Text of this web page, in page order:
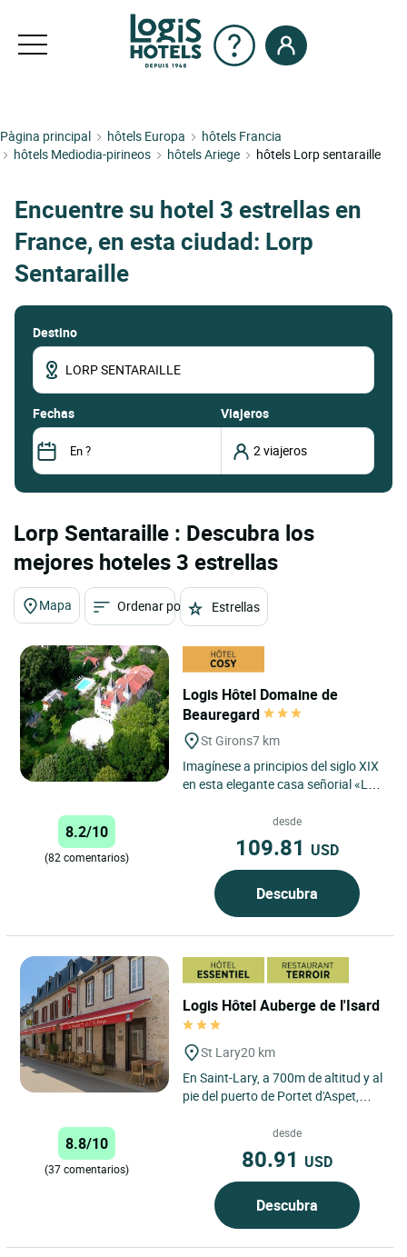
Pàgina principal hôtels Europa
hôtels Francia
hôtels Mediodia-pirineos
hôtels Ariege hôtels Lorp sentaraille
Encuentre su hotel 3 estrellas en
France, en esta ciudad: Lorp
Sentaraille
Destino
fechas Viajeros
Lorp Sentaraille : Descubra los
mejores hoteles 3 estrellas
Mapa Ordenar por Estrellas
Logis Hôtel Domaine de
Beauregard
St Girons7 km
Imagínese a principios del siglo XIX
en esta elegante casa señorial «Le
adéntrese en la piel...
8.2/10
(82 comentarios)
desde
109.81 USD
Descubra
Logis Hôtel Auberge de l'Isard
St Lary20 km
En Saint-Lary, a 700m de altitud y al
pie del puerto de Portet d'Aspet,
bienvenida en un...
8.8/10
(37 comentarios)
desde
80.91 USD
Descubra